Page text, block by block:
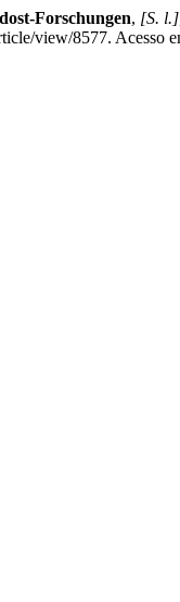
Forschungen, [S. l.]
view/8577. Acesso